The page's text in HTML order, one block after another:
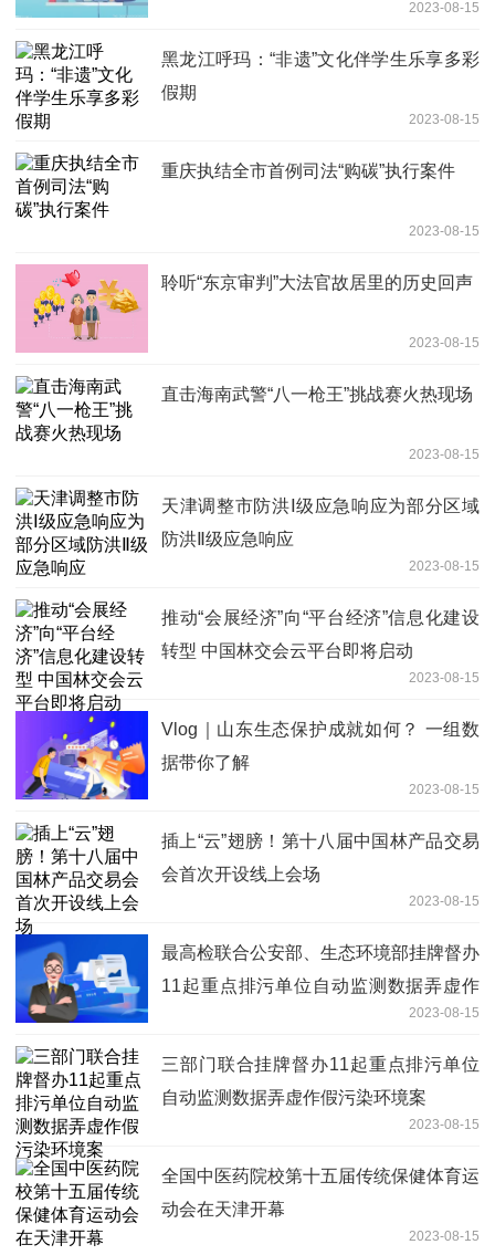
2023-08-15
黑龙江呼玛：“非遗”文化伴学生乐享多彩
假期
2023-08-15
重庆执结全市首例司法“购碳”执行案件
2023-08-15
聆听“东京审判”大法官故居里的历史回声
2023-08-15
直击海南武警“八一枪王”挑战赛火热现场
2023-08-15
天津调整市防洪Ⅰ级应急响应为部分区域
防洪Ⅱ级应急响应
2023-08-15
推动“会展经济”向“平台经济”信息化建设
转型 中国林交会云平台即将启动
2023-08-15
Vlog｜山东生态保护成就如何？ 一组数
据带你了解
2023-08-15
插上“云”翅膀！第十八届中国林产品交易
会首次开设线上会场
2023-08-15
最高检联合公安部、生态环境部挂牌督办
11起重点排污单位自动监测数据弄虚作
2023-08-15
三部门联合挂牌督办11起重点排污单位
自动监测数据弄虚作假污染环境案
2023-08-15
全国中医药院校第十五届传统保健体育运
动会在天津开幕
2023-08-15